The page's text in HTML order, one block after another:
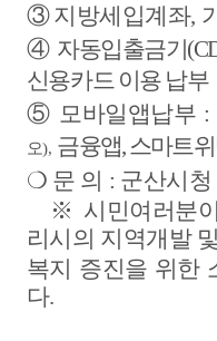
③ 지방세입계좌,
④ 자동입출금기
신용카드 이용 납부
⑤ 모바일앱납부 :
오), 금융앱,스마트
❍ 문 의 : 군산시
※ 시민여러분이
리시의 지역개발 및
복지 증진을 위한
다.